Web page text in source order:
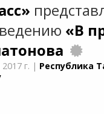
«В
г. | Республика